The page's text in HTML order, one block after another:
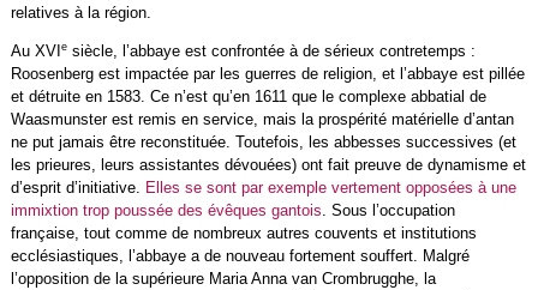
relatives à la région.
Au XVIesiècle, l’abbaye est confrontée à de sérieux contretemps :
Roosenberg est impactée par les guerres de religion, et l’abbaye est pillée
et détruite en 1583. Ce n’est qu’en 1611 que le complexe abbatial de
Waasmunster est remis en service, mais la prospérité matérielle d’antan
ne put jamais être reconstituée. Toutefois, les abbesses successives (et
les prieures, leurs assistantes dévouées) ont fait preuve de dynamisme et
d’esprit d’initiative. Elles se sont par exemple vertement opposées à une
immixtion trop poussée des évêques gantois . Sous l’occupation
française, tout comme de nombreux autres couvents et institutions
ecclésiastiques, l’abbaye a de nouveau fortement souffert. Malgré
l’opposition de la supérieure Maria Anna van Crombrugghe, la